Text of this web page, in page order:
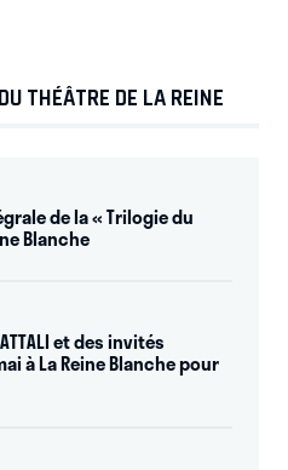
THÉÂTRE DE LA REINE
de la « Trilogie du
Blanche
et des invités
à La Reine Blanche pour